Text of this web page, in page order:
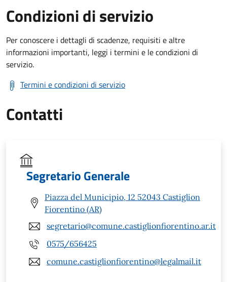
Condizioni di servizio
Per conoscere i dettagli di scadenze, requisiti e altre
informazioni importanti, leggi i termini e le condizioni di
servizio.
Termini e condizioni di servizio
Contatti
Segretario Generale
Piazza del Municipio, 12 52043 Castiglion
Fiorentino (AR)
segretario@comune.castiglionfiorentino.ar.it
0575/656425
comune.castiglionfiorentino@legalmail.it